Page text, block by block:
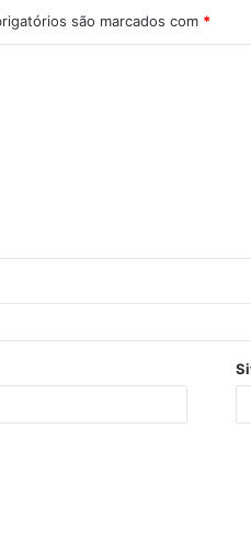
são marcados com *